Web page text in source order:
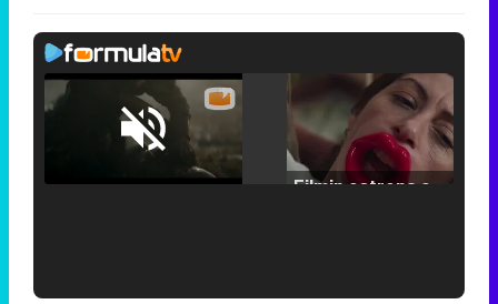
Unmute /